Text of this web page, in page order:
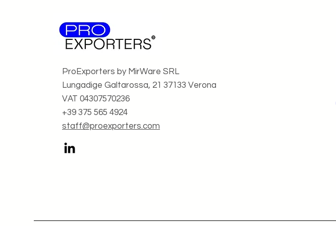
Si ricercano produttori di
packaging per alimenti
ProExporters by MirWare SRL
Lungadige Galtarossa, 21 37133 Verona
VAT 04307570236
+39 375 565 4924
staff@proexporters.com